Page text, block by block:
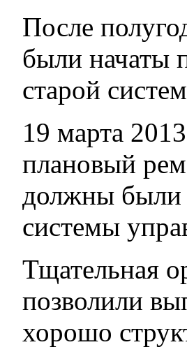
После
были начаты
старой
19 марта
плановый
должны были
системы
Тщательная
позволили
хорошо